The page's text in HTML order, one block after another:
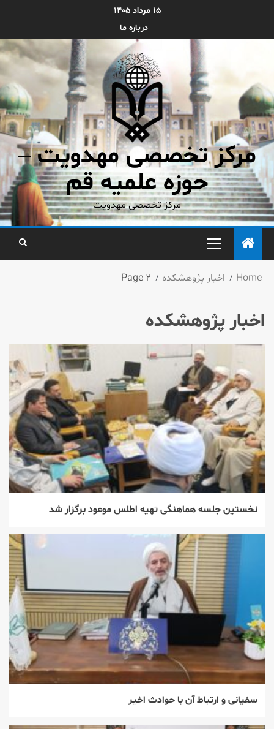
۱۵ مرداد ۱۴۰۵
درباره ما
مرکز تخصصی مهدویت –
حوزه علمیه قم
مرکز تخصصی مهدویت
Home اخبار پژوهشکده Page 2
اخبار پژوهشکده
نخستین جلسه هماهنگی تهیه اطلس موعود برگزار شد
سفیانی و ارتباط آن با حوادث اخیر